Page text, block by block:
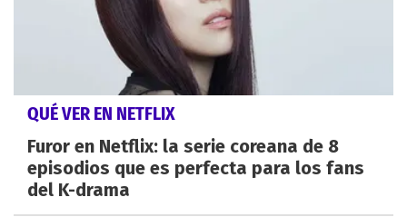
QUÉ VER EN NETFLIX
Furor en Netflix: la serie coreana de 8
episodios que es perfecta para los fans
del K-drama